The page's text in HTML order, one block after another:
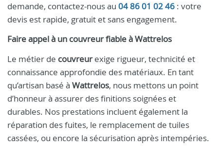
demande, contactez-nous au 04 86 01 02 46 : votre
devis est rapide, gratuit et sans engagement.
Faire appel à un couvreurfiable àWattrelos
Le métier de couvreurexige rigueur, technicité et
connaissance approfondie des matériaux. En tant
qu’artisan basé à Wattrelos, nous mettons un point
d’honneur à assurer des finitions soignées et
durables. Nos prestations incluent également la
réparation des fuites, le remplacement de tuiles
cassées, ou encore la sécurisation après intempéries.